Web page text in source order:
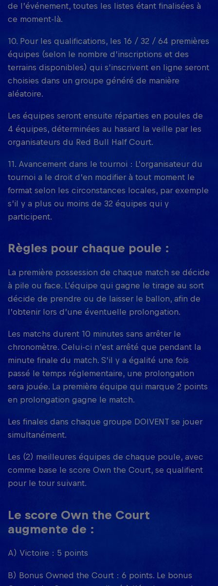
de l’événement, toutes les listes étant finalisées à
ce moment-là.
10. Pour les qualifications, les 16 / 32 / 64 premières
équipes (selon le nombre d’inscriptions et des
terrains disponibles) qui s’inscrivent en ligne seront
choisies dans un groupe généré de manière
aléatoire.
Les équipes seront ensuite réparties en poules de
4 équipes, déterminées au hasard la veille par les
organisateurs du Red Bull Half Court.
11. Avancement dans le tournoi : L’organisateur du
tournoi a le droit d’en modifier à tout moment le
format selon les circonstances locales, par exemple
s’il y a plus ou moins de 32 équipes qui y
participent.
Règles pour chaque poule :
La première possession de chaque match se décide
à pile ou face. L’équipe qui gagne le tirage au sort
décide de prendre ou de laisser le ballon, afin de
l’obtenir lors d’une éventuelle prolongation.
Les matchs durent 10 minutes sans arrêter le
chronomètre. Celui-ci n’est arrêté que pendant la
minute finale du match. S’il y a égalité une fois
passé le temps réglementaire, une prolongation
sera jouée. La première équipe qui marque 2 points
en prolongation gagne le match.
Les finales dans chaque groupe DOIVENT se jouer
simultanément.
Les (2) meilleures équipes de chaque poule, avec
comme base le score Own the Court, se qualifient
pour le tour suivant.
Le score Own the Court
augmente de :
A) Victoire : 5 points
B) Bonus Owned the Court : 6 points. Le bonus